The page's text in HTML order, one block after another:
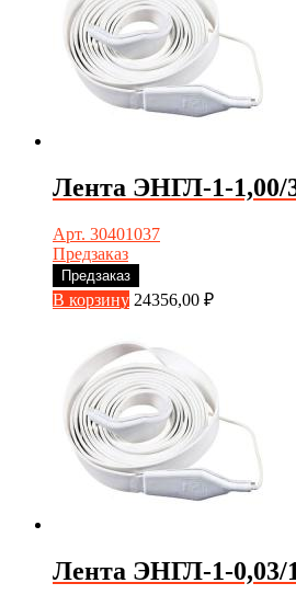
Лента ЭНГЛ-1-1,00/
Арт. 30401037
Предзаказ
Предзаказ
В корзину 24356,00 ₽
Лента ЭНГЛ-1-0,03/